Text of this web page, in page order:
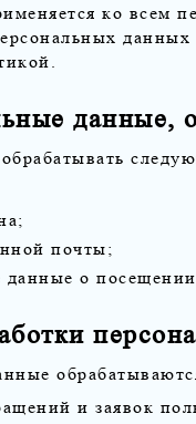
ко всем
данные,
почты;
данные о
и заявок